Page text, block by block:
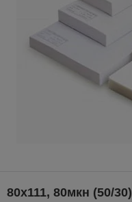
80х111, 80мкн (50/30)